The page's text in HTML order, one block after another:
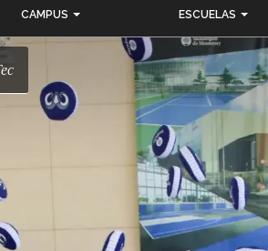
CAMPUS ESCUELAS